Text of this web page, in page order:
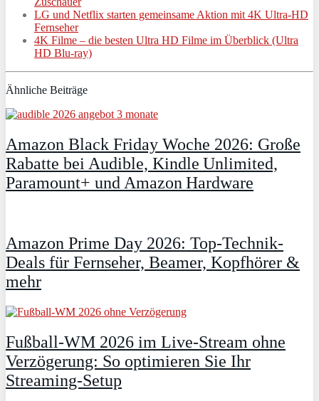
LG und Netflix starten gemeinsame Aktion mit 4K Ultra-HD
Fernseher
4K Filme – die besten Ultra HD Filme im Überblick (Ultra
HD Blu-ray)
Ähnliche Beiträge
Amazon Black Friday Woche 2026: Große
Rabatte bei Audible, Kindle Unlimited,
Paramount+ und Amazon Hardware
Amazon Prime Day 2026: Top-Technik-
Deals für Fernseher, Beamer, Kopfhörer &
mehr
Fußball-WM 2026 im Live-Stream ohne
Verzögerung: So optimieren Sie Ihr
Streaming-Setup